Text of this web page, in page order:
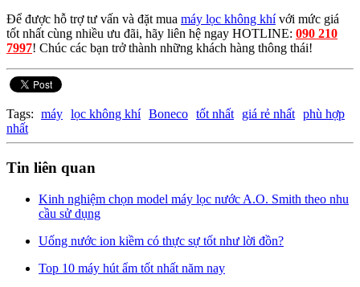
Để được hỗ trợ tư vấn và đặt mua máy lọc không khívới mức giá
tốt nhất cùng nhiều ưu đãi, hãy liên hệ ngay HOTLINE: 090 210
7997! Chúc các bạn trở thành những khách hàng thông thái!
Tags: máy lọc không khí Boneco tốt nhất giá rẻ nhất phù hợp
nhất
Tin liên quan
Kinh nghiệm chọn model máy lọc nước A.O. Smith theo nhu
cầu sử dụng
Uống nước ion kiềm có thực sự tốt như lời đồn?
Top 10 máy hút ẩm tốt nhất năm nay